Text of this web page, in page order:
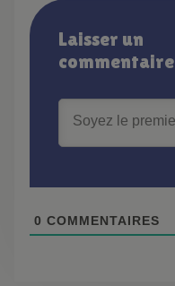
Laisser un
commentaire
0 COMMENTAIRES